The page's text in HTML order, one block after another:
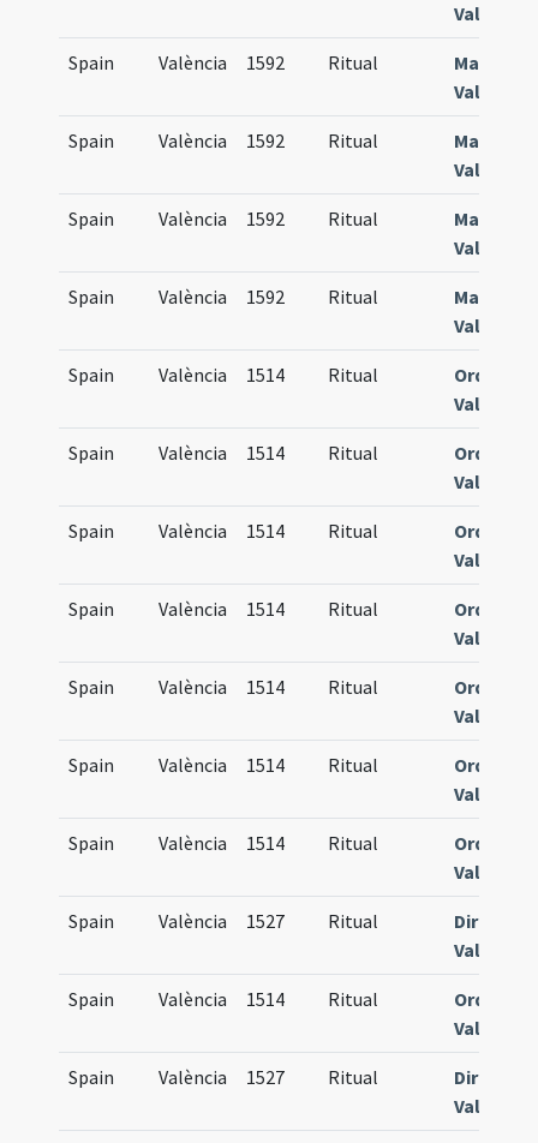
Spain València 1592 Ritual
Manuale
Spain València 1592 Ritual
Manuale
Spain València 1592 Ritual
Manuale
Spain València 1592 Ritual
Manuale
Spain València 1514 Ritual
Spain València 1514 Ritual
Spain València 1514 Ritual
Spain València 1514 Ritual
Spain València 1514 Ritual
Spain València 1514 Ritual
Spain València 1514 Ritual
Spain València 1527 Ritual
Spain València 1514 Ritual
Spain València 1527 Ritual